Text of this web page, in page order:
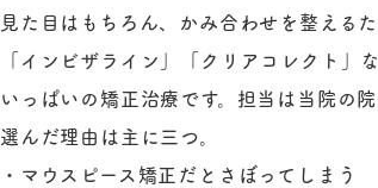
見た目はもちろん、かみ合わせを整えるた
「インビザライン」「クリアコレクト」
いっぱいの矯正治療です。担当は当院の院
選んだ理由は主に三つ。
・マウスピース矯正だとさぼってしまう